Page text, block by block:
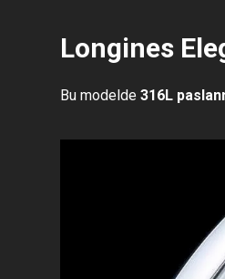
Longines
Bu modelde 316L